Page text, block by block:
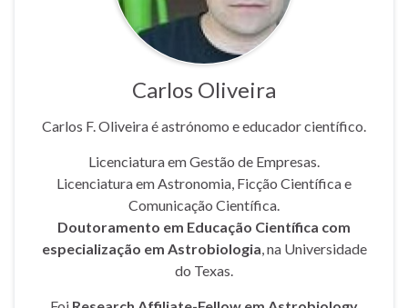
Carlos Oliveira
Carlos F. Oliveira é astrónomo e educador científico.
Licenciatura em Gestão de Empresas.
Licenciatura em Astronomia, Ficção Científica e
Comunicação Científica.
Doutoramento em Educação Científica com
especialização em Astrobiologia , na Universidade
do Texas.